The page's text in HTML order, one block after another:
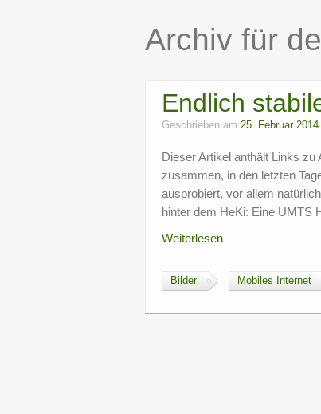
Archiv für
Endlich
Geschrieben am 25. Februar 2014
Dieser Artikel anthält Links
zusammen, in den letzten
ausprobiert, vor allem
hinter dem HeKi: Eine UMTS
Weiterlesen
Bilder Mobiles Internet